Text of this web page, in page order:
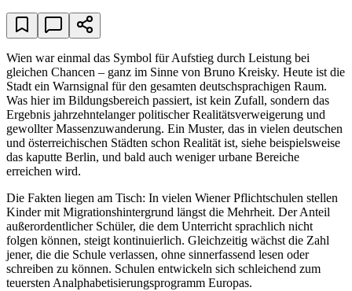
Wien war einmal das Symbol für Aufstieg durch Leistung bei
gleichen Chancen – ganz im Sinne von Bruno Kreisky. Heute ist die
Stadt ein Warnsignal für den gesamten deutschsprachigen Raum.
Was hier im Bildungsbereich passiert, ist kein Zufall, sondern das
Ergebnis jahrzehntelanger politischer Realitätsverweigerung und
gewollter Massenzuwanderung. Ein Muster, das in vielen deutschen
und österreichischen Städten schon Realität ist, siehe beispielsweise
das kaputte Berlin, und bald auch weniger urbane Bereiche
erreichen wird.
Die Fakten liegen am Tisch: In vielen Wiener Pflichtschulen stellen
Kinder mit Migrationshintergrund längst die Mehrheit. Der Anteil
außerordentlicher Schüler, die dem Unterricht sprachlich nicht
folgen können, steigt kontinuierlich. Gleichzeitig wächst die Zahl
jener, die die Schule verlassen, ohne sinnerfassend lesen oder
schreiben zu können. Schulen entwickeln sich schleichend zum
teuersten Analphabetisierungsprogramm Europas.